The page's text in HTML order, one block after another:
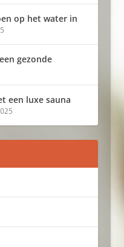
op het water in
gezonde
een luxe sauna